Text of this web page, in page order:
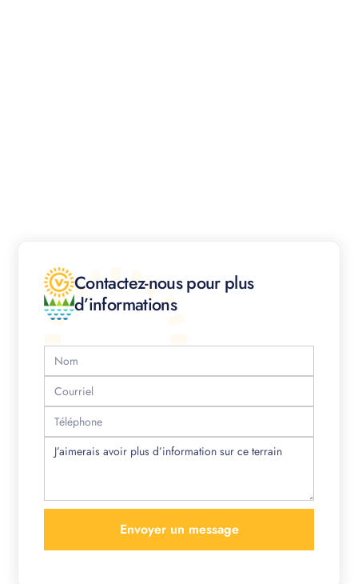
Contactez-nous pour plus
d’informations